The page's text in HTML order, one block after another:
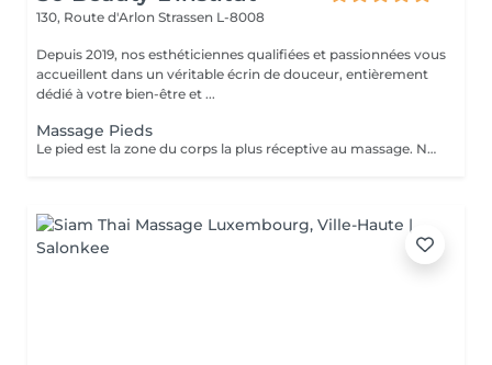
130, Route d'Arlon Strassen L-8008
Depuis 2019, nos esthéticiennes qualifiées et passionnées vous
accueillent dans un véritable écrin de douceur, entièrement
dédié à votre bien-être et ...
Massage Pieds
Le pied est la zone du corps la plus réceptive au massage. Nous n'y pensons pas assez mais les pieds sont une partie très importante du corps et nécessitent un soin tout particulier ! Supportant toute la charge pondérale ainsi que les agressions extérieures, nos pieds sont fortement sollicités. Les massages des pieds sont donc conseillés et très favorables à notre bien-être général.